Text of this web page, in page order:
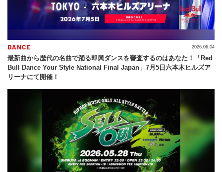
DANCE
最新曲から歴代の名曲で踊る即興ダンスを審査するのはあなた！「Red
Bull Dance Your Style National Final Japan」7月5日六本木ヒルズア
リーナにて開催！
2026.06.04